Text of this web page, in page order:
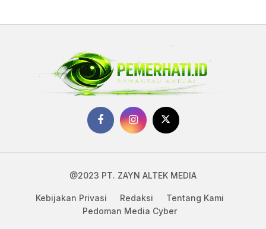
@2023 PT. ZAYN ALTEK MEDIA
Kebijakan Privasi Redaksi
Tentang Kami
Pedoman Media Cyber